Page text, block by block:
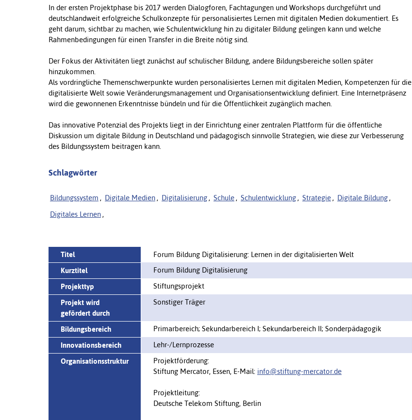
In der ersten Projektphase bis 2017 werden Dialogforen, Fachtagungen und Workshops durchgeführt und
deutschlandweit erfolgreiche Schulkonzepte für personalisiertes Lernen mit digitalen Medien dokumentiert. Es
geht darum, sichtbar zu machen, wie Schulentwicklung hin zu digitaler Bildung gelingen kann und welche
Rahmenbedingungen für einen Transfer in die Breite nötig sind.
Der Fokus der Aktivitäten liegt zunächst auf schulischer Bildung, andere Bildungsbereiche sollen später
hinzukommen.
Als vordringliche Themenschwerpunkte wurden personalisiertes Lernen mit digitalen Medien, Kompetenzen für die
digitalisierte Welt sowie Veränderungsmanagement und Organisationsentwicklung definiert. Eine Internetpräsenz
wird die gewonnenen Erkenntnisse bündeln und für die Öffentlichkeit zugänglich machen.
Das innovative Potenzial des Projekts liegt in der Einrichtung einer zentralen Plattform für die öffentliche
Diskussion um digitale Bildung in Deutschland und pädagogisch sinnvolle Strategien, wie diese zur Verbesserung
des Bildungssystem beitragen kann.
Schlagwörter
Bildungssystem , Digitale Medien , Digitalisierung , Schule , Schulentwicklung , Strategie , Digitale Bildung ,
Digitales Lernen ,
Titel
Forum Bildung Digitalisierung: Lernen in der digitalisierten Welt
Kurztitel
Forum Bildung Digitalisierung
Projekttyp
Stiftungsprojekt
Projekt wird
gefördert durch
Sonstiger Träger
Bildungsbereich
Primarbereich; Sekundarbereich I; Sekundarbereich II; Sonderpädagogik
Innovationsbereich
Lehr-/Lernprozesse
Organisationsstruktur
Projektförderung:
Stiftung Mercator, Essen, E-Mail: info@stiftung-mercator.de
Projektleitung:
Deutsche Telekom Stiftung, Berlin